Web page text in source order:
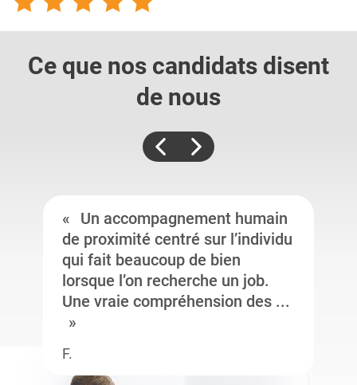
Ce que nos candidats disent
de nous
Un accompagnement humain
de proximité centré sur l’individu
qui fait beaucoup de bien
lorsque l’on recherche un job.
Une vraie compréhension des ...
F.